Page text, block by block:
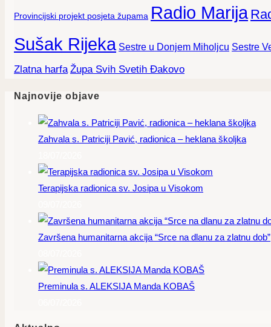
Provincijski projekt posjeta župama Radio Marija
Sušak Rijeka Sestre u Donjem Miholjcu Sestre
Zlatna harfa Župa Svih Svetih Đakovo
Najnovije objave
Zahvala s. Patriciji Pavić, radionica – heklana školjka
Terapijska radionica sv. Josipa u Visokom
Završena humanitarna akcija “Srce na dlanu za zlatnu dob”
Preminula s. ALEKSIJA Manda KOBAŠ